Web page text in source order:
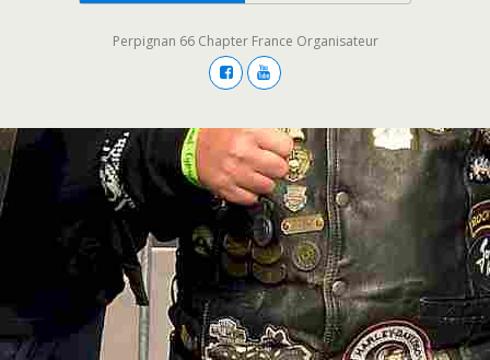
Perpignan 66 Chapter France Organisateur